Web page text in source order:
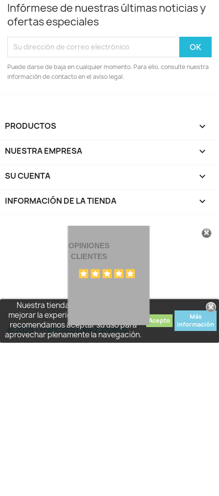
Nuestra tienda usa cookies para
mejorar la experiencia de usuario y le
recomendamos aceptar su uso para
aprovechar plenamente la navegación.
Acepto
Más
información
Infórmese de nuestras últimas noticias y
ofertas especiales
Puede darse de baja en cualquier momento. Para ello, consulte nuestra
información de contacto en el aviso legal.
PRODUCTOS 
NUESTRA EMPRESA 
SU CUENTA 
INFORMACIÓN DE LA TIENDA keyboard_arrow_down
OPINIONES
CLIENTES
© 2026 - Francisco López Joyeros